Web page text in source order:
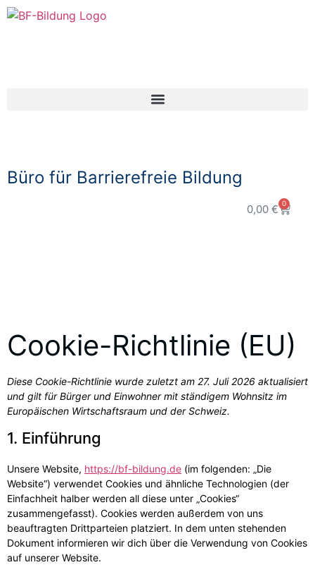
Büro für Barrierefreie Bildung
0,00 € 0
Cookie-Richtlinie (EU)
Diese Cookie-Richtlinie wurde zuletzt am 27. Juli 2026 aktualisiert
und gilt für Bürger und Einwohner mit ständigem Wohnsitz im
Europäischen Wirtschaftsraum und der Schweiz.
1. Einführung
Unsere Website, https://bf-bildung.de (im folgenden: „Die
Website“) verwendet Cookies und ähnliche Technologien (der
Einfachheit halber werden all diese unter „Cookies“
zusammengefasst). Cookies werden außerdem von uns
beauftragten Drittparteien platziert. In dem unten stehenden
Dokument informieren wir dich über die Verwendung von Cookies
auf unserer Website.